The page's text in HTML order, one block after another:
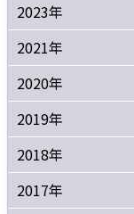
2023年
2021年
2020年
2019年
2018年
2017年